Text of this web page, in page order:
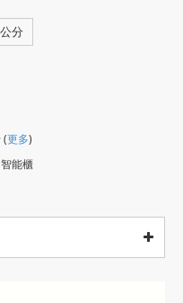
分
(更多)
能櫃